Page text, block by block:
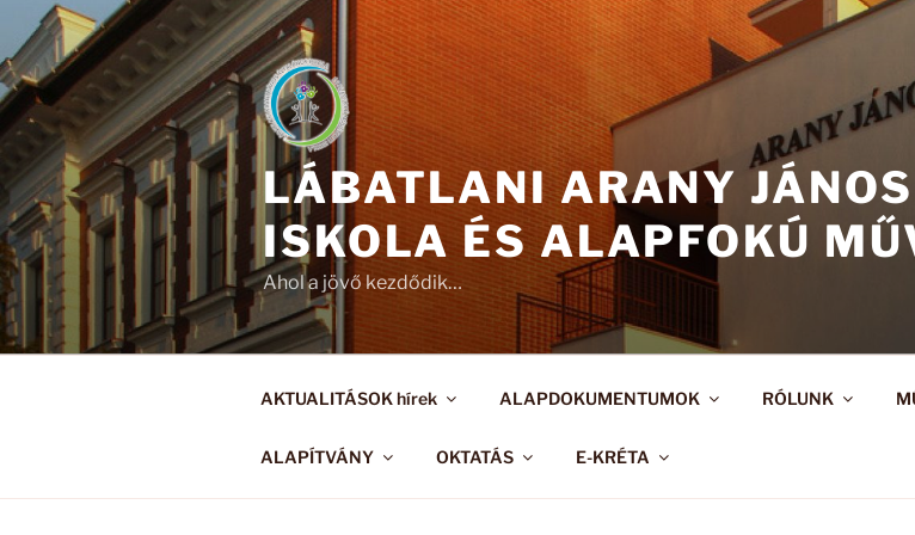
Tartalomhoz
LÁBATLANI ARANY
ISKOLA ÉS ALAPFOKÚ
Ahol a jövő kezdődik…
AKTUALITÁSOK hírek ALAPDOKUMENTUMOK RÓLUNK
ALAPÍTVÁNY OKTATÁS E-KRÉTA